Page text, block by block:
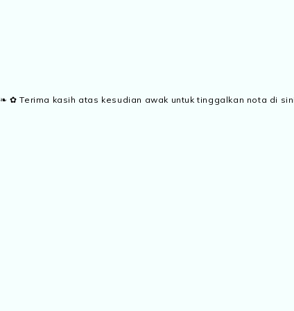
❧ ✿ Terima kasih atas kesudian awak untuk tinggalkan nota di